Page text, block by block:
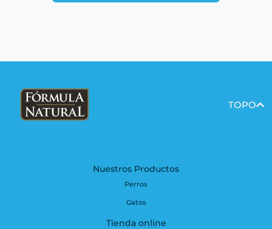
TOPO
Nuestros Productos
Perros
Gatos
Tienda online